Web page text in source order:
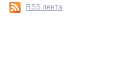
RSS лента